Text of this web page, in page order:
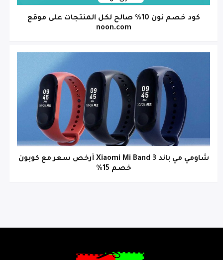
كود خصم نون 10% صالح لكل المنتجات على موقع
noon.com
شاومي مي باند Xiaomi Mi Band 3 أرخص سعر مع كوبون
خصم 15%